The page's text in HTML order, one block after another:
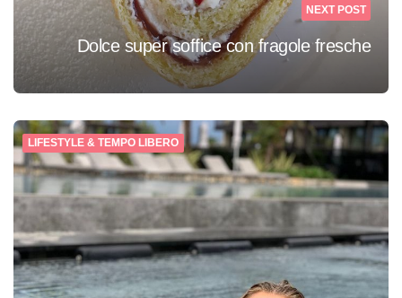
NEXT POST
Dolce super soffice con fragole fresche
LIFESTYLE & TEMPO LIBERO